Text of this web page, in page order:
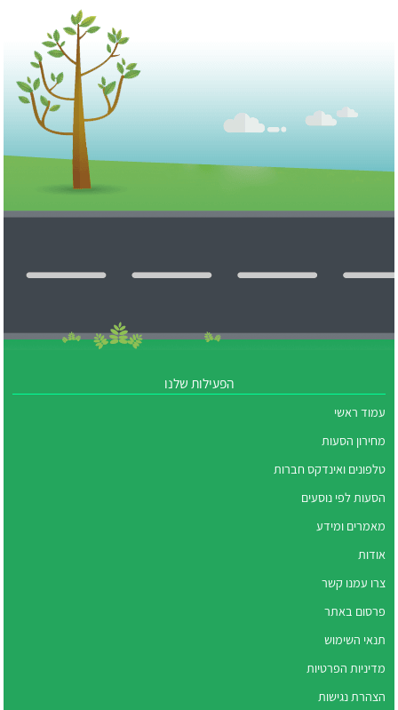
הפעילות שלנו
עמוד ראשי
מחירון הסעות
טלפונים ואינדקס חברות
הסעות לפי נוסעים
מאמרים ומידע
אודות
צרו עמנו קשר
פרסום באתר
תנאי השימוש
מדיניות הפרטיות
הצהרת נגישות